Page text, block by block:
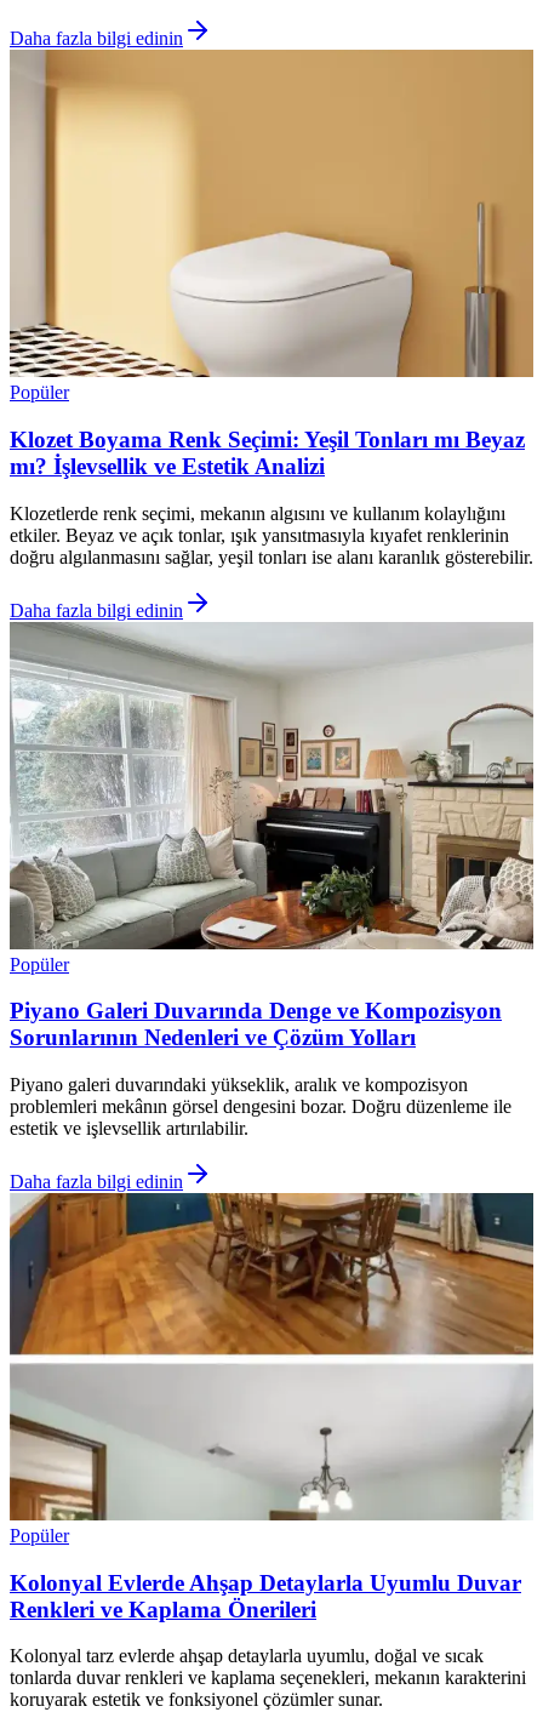
Daha fazla bilgi edinin
Popüler
Klozet Boyama Renk Seçimi: Yeşil Tonları mı Beyaz
mı? İşlevsellik ve Estetik Analizi
Klozetlerde renk seçimi, mekanın algısını ve kullanım kolaylığını
etkiler. Beyaz ve açık tonlar, ışık yansıtmasıyla kıyafet renklerinin
doğru algılanmasını sağlar, yeşil tonları ise alanı karanlık gösterebilir.
Daha fazla bilgi edinin
Popüler
Piyano Galeri Duvarında Denge ve Kompozisyon
Sorunlarının Nedenleri ve Çözüm Yolları
Piyano galeri duvarındaki yükseklik, aralık ve kompozisyon
problemleri mekânın görsel dengesini bozar. Doğru düzenleme ile
estetik ve işlevsellik artırılabilir.
Daha fazla bilgi edinin
Popüler
Kolonyal Evlerde Ahşap Detaylarla Uyumlu Duvar
Renkleri ve Kaplama Önerileri
Kolonyal tarz evlerde ahşap detaylarla uyumlu, doğal ve sıcak
tonlarda duvar renkleri ve kaplama seçenekleri, mekanın karakterini
koruyarak estetik ve fonksiyonel çözümler sunar.